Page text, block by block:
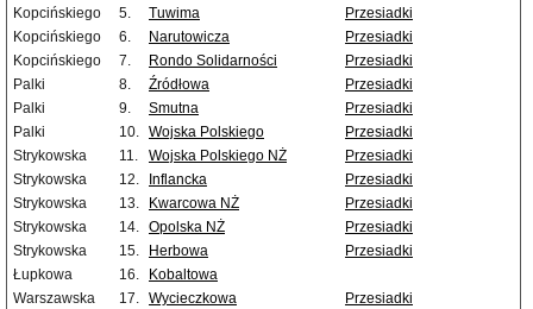
Kopcińskiego
5. Tuwima
Przesiadki
Kopcińskiego
6. Narutowicza
Przesiadki
Kopcińskiego
7. Rondo Solidarności
Przesiadki
Palki
8. Źródłowa
Przesiadki
Palki
9. Smutna
Przesiadki
Palki
10. Wojska Polskiego
Przesiadki
Strykowska
11. Wojska Polskiego NŻ
Przesiadki
Strykowska
12. Inflancka
Przesiadki
Strykowska
13. Kwarcowa NŻ
Przesiadki
Strykowska
14. Opolska NŻ
Przesiadki
Strykowska
15. Herbowa
Przesiadki
Łupkowa
16.
Kobaltowa
Warszawska
17. Wycieczkowa
Przesiadki